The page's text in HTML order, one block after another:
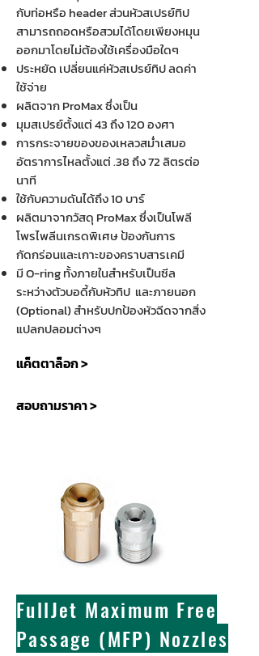
กับท่อหรือ header ส่วนหัวสเปรย์ทิป
สามารถถอดหรือสวมได้โดยเพียงหมุน
ออกมาโดยไม่ต้องใช้เครื่องมือใดๆ
ประหยัด เปลี่ยนแค่หัวสเปรย์ทิป ลดค่า
ใช้จ่าย
ผลิตจาก ProMax ซึ่งเป็น
มุมสเปรย์ตั้งแต่ 43 ถึง 120 องศา
การกระจายของของเหลวสม่ำเสมอ
อัตราการไหลตั้งแต่ .38 ถึง 72 ลิตรต่อ
นาที
ใช้กับความดันได้ถึง 10 บาร์
ผลิตมาจากวัสดุ ProMax ซึ่งเป็นโพลี
โพรไพลีนเกรดพิเศษ ป้องกันการ
กัดกร่อนและเกาะของคราบสารเคมี
มี O-ring ทั้งภายในสำหรับเป็นซีล
ระหว่างตัวบอดี้กับหัวทิป และภายนอก
(Optional) สำหรับปกป้องหัวฉีดจากสิ่ง
แปลกปลอมต่างๆ
แค็ตตาล็อก >
สอบถามราคา >
FullJet Maximum Free
Passage (MFP) Nozzles